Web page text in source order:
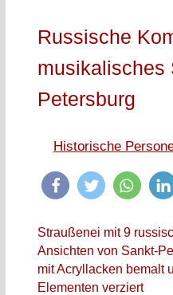
Russische
musikalisches
Petersburg
Historische
Straußenei mit 9
Ansichten von Sankt-
mit Acryllacken bemalt
Elementen verziert